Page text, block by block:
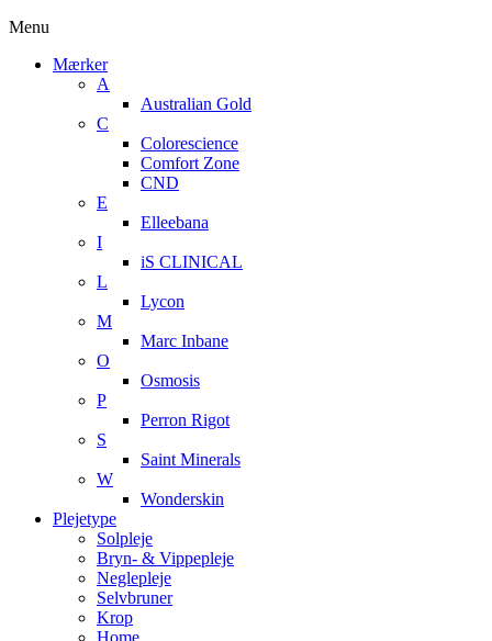
Menu
Mærker
A
Australian Gold
C
Colorescience
Comfort Zone
CND
E
Elleebana
I
iS CLINICAL
L
Lycon
M
Marc Inbane
O
Osmosis
P
Perron Rigot
S
Saint Minerals
W
Wonderskin
Plejetype
Solpleje
Bryn- & Vippepleje
Neglepleje
Selvbruner
Krop
Home